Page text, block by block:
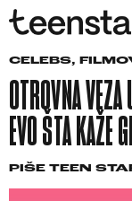
CELEBS,
OTROVNA
EVO ŠTA KAŽE
PIŠE TEEN